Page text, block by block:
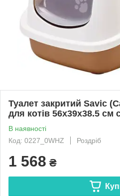
Туалет закритий Savic
для котів 56х39х38.5 см
В наявності
Код: 0227_0WHZ
Роздріб
1 568 ₴